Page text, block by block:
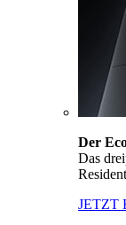
Der
Das
JETZT